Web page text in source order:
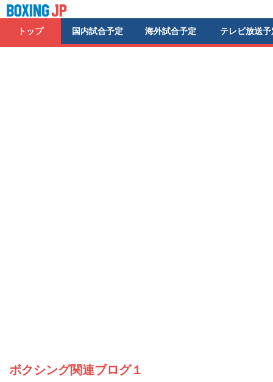
トップ 国内試合予定 海外試合予定 テレビ放送予
ボクシング関連ブログ１